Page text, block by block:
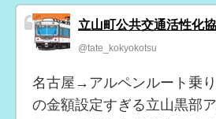
立山町公共交通活性化
@tate_kokyokotsu
名古屋→アルペンルート乗
の金額設定すぎる立山黒部